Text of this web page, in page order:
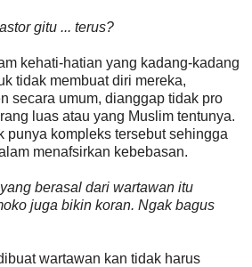
gitu ... terus?
kehati-hatian yang kadang-kadang
tidak membuat diri mereka,
secara umum, dianggap tidak pro
luas atau yang Muslim tentunya.
punya kompleks tersebut sehingga
menafsirkan kebebasan.
berasal dari wartawan itu
juga bikin koran. Ngak bagus
wartawan kan tidak harus